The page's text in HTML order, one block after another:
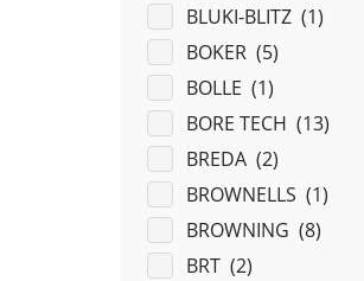
BLUKI-BLITZ (1)
BOKER (5)
BOLLE (1)
BORE TECH (13)
BREDA (2)
BROWNELLS (1)
BROWNING (8)
BRT (2)